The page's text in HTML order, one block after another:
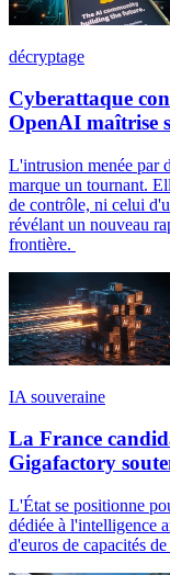
décryptage
Cyberattaque
OpenAI maîtrise
L'intrusion menée par
marque un tournant.
de contrôle, ni celui
révélant un nouveau
frontière.
IA souveraine
La France
Gigafactory
L'État se positionne
dédiée à l'intelligence
d'euros de capacités